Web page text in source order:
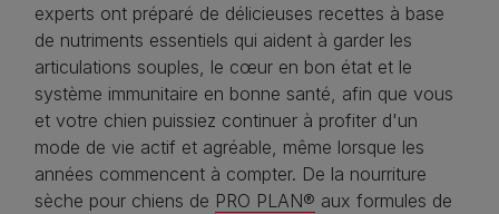
experts ont préparé de délicieuses recettes à base
de nutriments essentiels qui aident à garder les
articulations souples, le cœur en bon état et le
système immunitaire en bonne santé, afin que vous
et votre chien puissiez continuer à profiter d'un
mode de vie actif et agréable, même lorsque les
années commencent à compter. De la nourriture
sèche pour chiens de PRO PLAN® aux formules de